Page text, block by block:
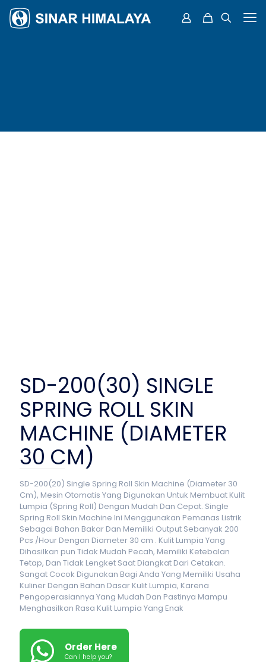
SD-200(30) SINGLE
SPRING ROLL SKIN
MACHINE (DIAMETER
30 CM)
SD-200(20) Single Spring Roll Skin Machine (Diameter 30
Cm), Mesin Otomatis Yang Digunakan Untuk Membuat Kulit
Lumpia (Spring Roll) Dengan Mudah Dan Cepat. Single
Spring Roll Skin Machine Ini Menggunakan Pemanas Listrik
Sebagai Bahan Bakar Dan Memiliki Output Sebanyak 200
Pcs /Hour Dengan Diameter 30 cm . Kulit Lumpia Yang
Dihasilkan pun Tidak Mudah Pecah, Memiliki Ketebalan
Tetap, Dan Tidak Lengket Saat Diangkat Dari Cetakan.
Sangat Cocok Digunakan Bagi Anda Yang Memiliki Usaha
Kuliner Dengan Bahan Dasar Kulit Lumpia, Karena
Pengoperasiannya Yang Mudah Dan Pastinya Mampu
Menghasilkan Rasa Kulit Lumpia Yang Enak
Order Here
Can I help you?